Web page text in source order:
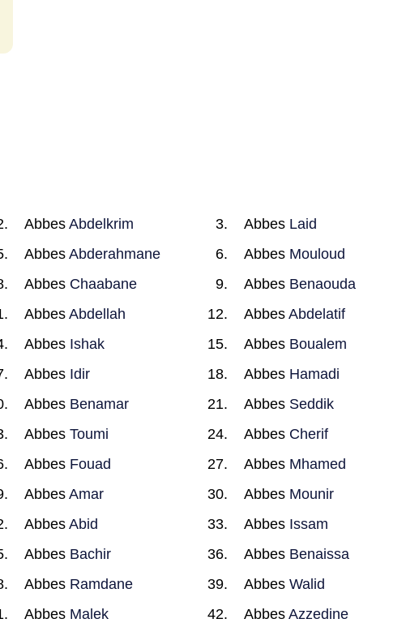
Abbes Abdelkrim Abbes Laid
Abbes Abderahmane Abbes Mouloud
Abbes Chaabane Abbes Benaouda
Abbes Abdellah AbbesAbdelatif
Abbes Ishak Abbes Boualem
Abbes Idir Abbes Hamadi
Abbes Benamar Abbes Seddik
Abbes Toumi Abbes Cherif
Abbes Fouad Abbes Mhamed
Abbes Amar Abbes Mounir
Abbes Abid Abbes Issam
Abbes Bachir Abbes Benaissa
Abbes Ramdane AbbesWalid
Abbes Malek AbbesAzzedine